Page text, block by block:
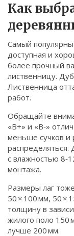
© 2026. Все права
Как
Самый
доступная и
более прочный
лиственницу.
Лиственница
работ.
Обращайте
«В+» и «В‑»
меньше сучков и
распределяться.
с влажностью
монтажа.
Размеры лаг
50 × 100 мм, 50 ×
толщину в
жилого поло 150
лучше 200 мм.